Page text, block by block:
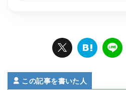
この記事を書いた人